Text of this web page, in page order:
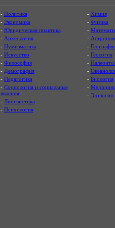
- Политика
- Экономика
- Юридическая практика
- Археология
- Нумизматика
- Искусство
- Философия
- Демография
- Педагогика
- Социология и социальные
явления
- Лингвистика
- Психология
- Химия
- Физика
-
-
-
- Геология
-
-
- Биология
- Медицина
- Экология